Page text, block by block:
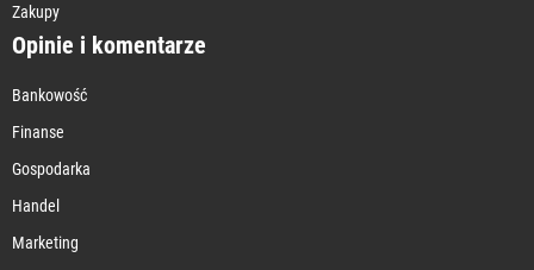
Zakupy
Opinie i komentarze
Bankowość
Finanse
Gospodarka
Handel
Marketing